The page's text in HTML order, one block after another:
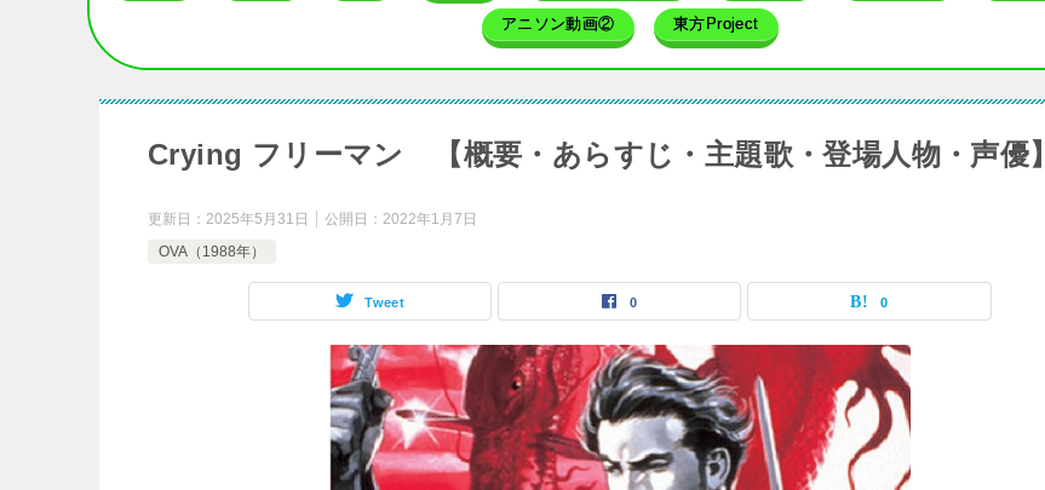
アニソン動画② 東方Project
Crying フリーマン 【概要・あらすじ・主題歌・登場人物・声優】
更新日： 2025年5月31日 公開日： 2022年1月7日
OVA（1988年）
Tweet 0 0